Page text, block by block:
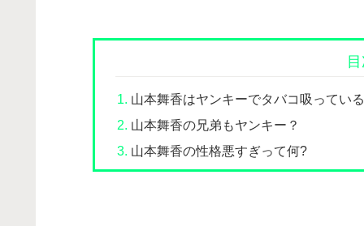
山本舞香はヤンキーでタバコ吸ってい
山本舞香の兄弟もヤンキー？
山本舞香の性格悪すぎって何?